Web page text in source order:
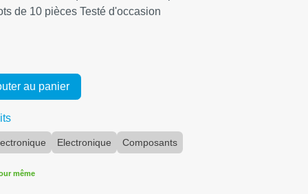
de 10 pièces Testé d'occasion
au panier
Electronique Composants
même